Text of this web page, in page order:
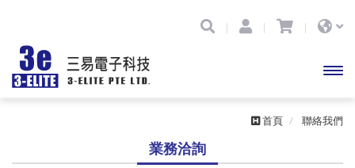
主選
單
首頁 聯絡我們
業務洽詢